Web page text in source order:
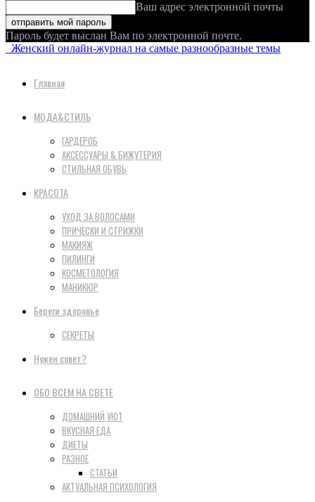
Ваш адрес электронной почты
Пароль будет выслан Вам по электронной почте.
Женский онлайн-журнал на самые разнообразные темы
Главная
МОДА&СТИЛЬ
ГАРДЕРОБ
АКСЕССУАРЫ & БИЖУТЕРИЯ
СТИЛЬНАЯ ОБУВЬ
КРАСОТА
УХОД ЗА ВОЛОСАМИ
ПРИЧЕСКИ И СТРИЖКИ
МАКИЯЖ
ПИЛИНГИ
КОСМЕТОЛОГИЯ
МАНИКЮР
Береги здоровье
СЕКРЕТЫ
Нужен совет?
ОБО ВСЕМ НА СВЕТЕ
ДОМАШНИЙ УЮТ
ВКУСНАЯ ЕДА
ДИЕТЫ
РАЗНОЕ
СТАТЬИ
АКТУАЛЬНАЯ ПСИХОЛОГИЯ